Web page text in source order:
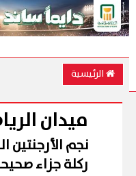
الرئيسية
ميدان
نجم
ركلة جزاء